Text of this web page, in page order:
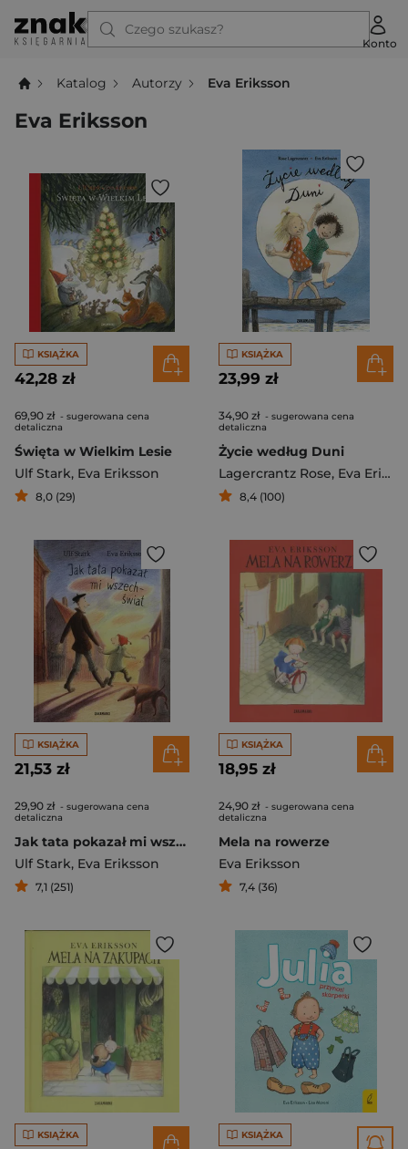
Czego szukasz?
Konto
Katalog Autorzy Eva Eriksson
Eva Eriksson
KSIĄŻKA
42,28 zł
69,90 zł - sugerowana cena
detaliczna
Święta w Wielkim Lesie
Ulf Stark, Eva Eriksson
8,0 (29)
KSIĄŻKA
23,99 zł
34,90 zł - sugerowana cena
detaliczna
Życie według Duni
Lagercrantz Rose, Eva Eriksson
8,4 (100)
KSIĄŻKA
21,53 zł
29,90 zł - sugerowana cena
detaliczna
Jak tata pokazał mi wszechświat
Ulf Stark, Eva Eriksson
7,1 (251)
KSIĄŻKA
18,95 zł
24,90 zł - sugerowana cena
detaliczna
Mela na rowerze
Eva Eriksson
7,4 (36)
KSIĄŻKA KSIĄŻKA